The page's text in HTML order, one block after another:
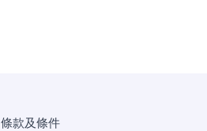
條款及條件